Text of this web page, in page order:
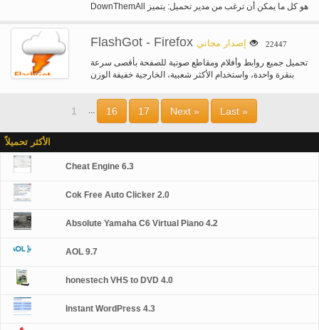
DownThemAll هو كل ما يمكن أن ترغب من مدير تحميل: يتميز
FlashGot - Firefox إصدار مجاني 22447
تحميل جميع روابط وأفلام ومقاطع صوتية للصفحة بأقصى سرعة
بنقرة واحدة، واستخدام الأكثر شعبية، الخارجية خفيفة الوزن
1 ... 16 17 Next » Last »
الأكثر تحميلاً
Cheat Engine 6.3
Cok Free Auto Clicker 2.0
Absolute Yamaha C6 Virtual Piano 4.2
AOL 9.7
honestech VHS to DVD 4.0
Instant WordPress 4.3